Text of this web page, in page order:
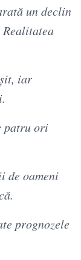
un declin
iar
patru ori
de oameni
prognozele